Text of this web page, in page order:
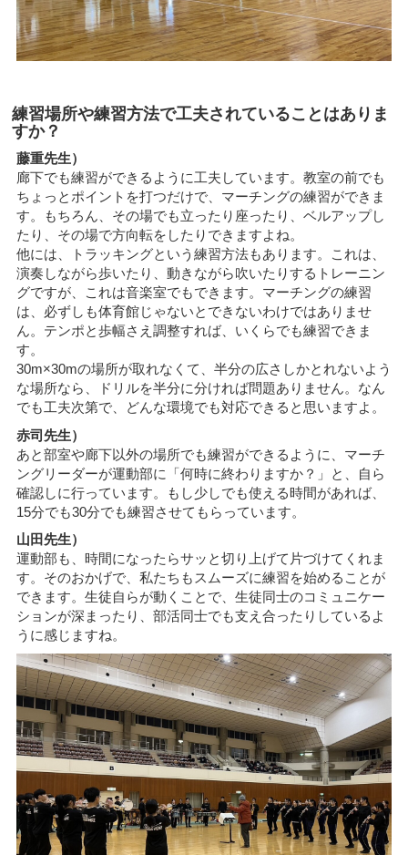
練習場所や練習方法で工夫されていることはありま
すか？
藤重先生）
廊下でも練習ができるように工夫しています。教室の前でも
ちょっとポイントを打つだけで、マーチングの練習ができま
す。もちろん、その場でも立ったり座ったり、ベルアップし
たり、その場で方向転をしたりできますよね。
他には、トラッキングという練習方法もあります。これは、
演奏しながら歩いたり、動きながら吹いたりするトレーニン
グですが、これは音楽室でもできます。マーチングの練習
は、必ずしも体育館じゃないとできないわけではありませ
ん。テンポと歩幅さえ調整すれば、いくらでも練習できま
す。
30m×30mの場所が取れなくて、半分の広さしかとれないよう
な場所なら、ドリルを半分に分ければ問題ありません。なん
でも工夫次第で、どんな環境でも対応できると思いますよ。
赤司先生）
あと部室や廊下以外の場所でも練習ができるように、マーチ
ングリーダーが運動部に「何時に終わりますか？」と、自ら
確認しに行っています。もし少しでも使える時間があれば、
15分でも30分でも練習させてもらっています。
山田先生）
運動部も、時間になったらサッと切り上げて片づけてくれま
す。そのおかげで、私たちもスムーズに練習を始めることが
できます。生徒自らが動くことで、生徒同士のコミュニケー
ションが深まったり、部活同士でも支え合ったりしているよ
うに感じますね。